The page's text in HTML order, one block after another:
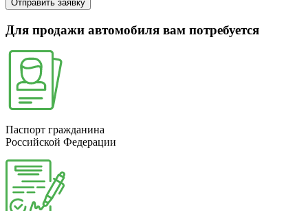
Отправить заявку
Для продажи автомобиля вам потребуется
Паспорт гражданина
Российской Федерации